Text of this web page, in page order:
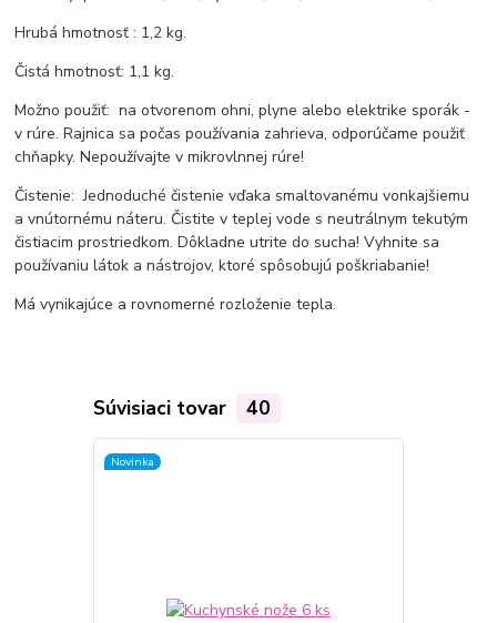
Hrubá hmotnosť : 1,2 kg.
Čistá hmotnosť: 1,1 kg.
Možno použiť: na otvorenom ohni, plyne alebo elektrike sporák -
v rúre. Rajnica sa počas používania zahrieva, odporúčame použiť
chňapky. Nepoužívajte v mikrovlnnej rúre!
Čistenie: Jednoduché čistenie vďaka smaltovanému vonkajšiemu
a vnútornému náteru. Čistite v teplej vode s neutrálnym tekutým
čistiacim prostriedkom. Dôkladne utrite do sucha! Vyhnite sa
používaniu látok a nástrojov, ktoré spôsobujú poškriabanie!
Má vynikajúce a rovnomerné rozloženie tepla.
Súvisiaci tovar 40
Novinka